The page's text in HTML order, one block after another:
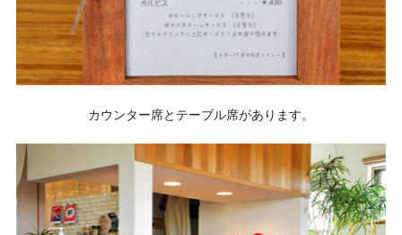
カウンター席とテーブル席があります。